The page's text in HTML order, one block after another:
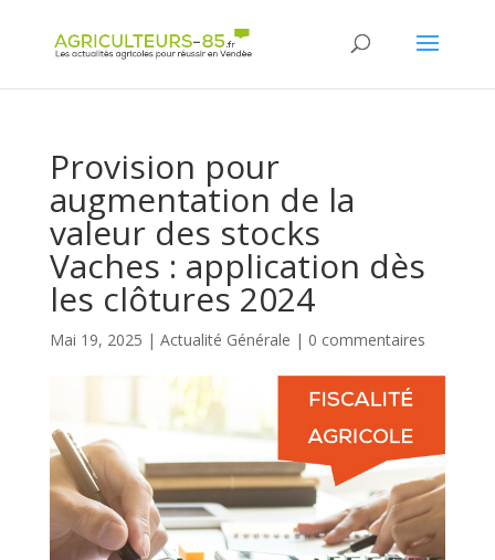
Provision pour
augmentation de la
valeur des stocks
Vaches : application dès
les clôtures 2024
Mai 19, 2025 | Actualité Générale | 0 commentaires